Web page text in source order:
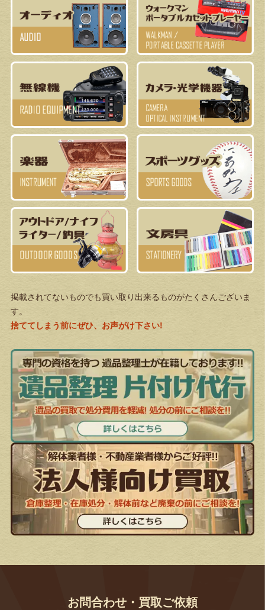
掲載されてないものでも買い取り出来るものがたくさんございま
す。
捨ててしまう前にぜひ、お声がけ下さい!
お問合わせ・買取ご依頼